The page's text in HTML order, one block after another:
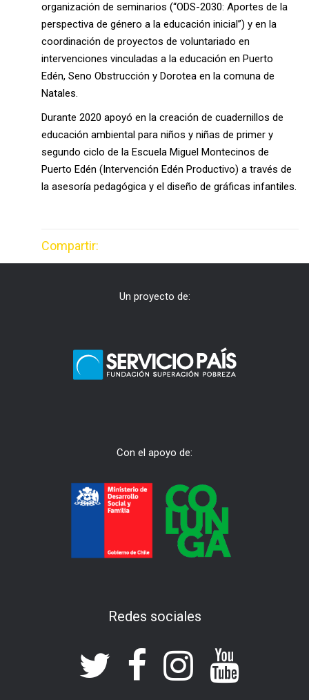
organización de seminarios (“ODS-2030: Aportes de la
perspectiva de género a la educación inicial”) y en la
coordinación de proyectos de voluntariado en
intervenciones vinculadas a la educación en Puerto
Edén, Seno Obstrucción y Dorotea en la comuna de
Natales.
Durante 2020 apoyó en la creación de cuadernillos de
educación ambiental para niños y niñas de primer y
segundo ciclo de la Escuela Miguel Montecinos de
Puerto Edén (Intervención Edén Productivo) a través de
la asesoría pedagógica y el diseño de gráficas infantiles.
Compartir:
Un proyecto de:
Con el apoyo de:
Redes sociales